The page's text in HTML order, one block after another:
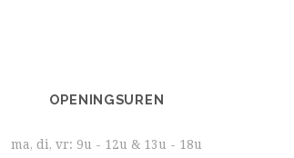
OPENINGSUREN
ma, di, vr: 9u - 12u & 13u - 18u